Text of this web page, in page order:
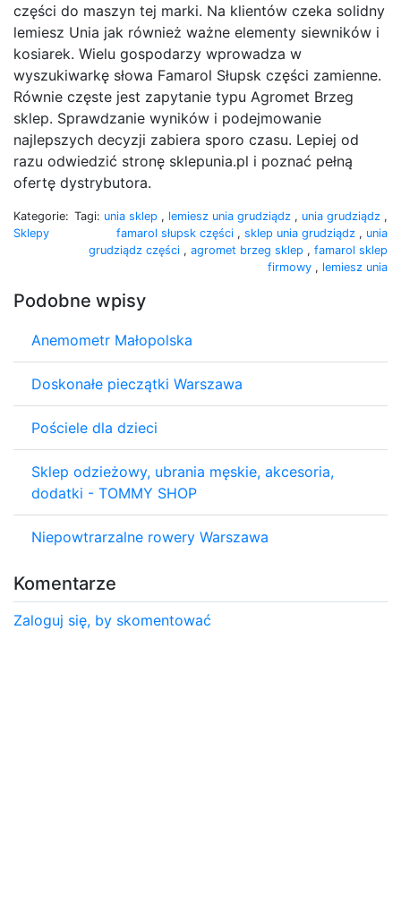
części do maszyn tej marki. Na klientów czeka solidny
lemiesz Unia jak również ważne elementy siewników i
kosiarek. Wielu gospodarzy wprowadza w
wyszukiwarkę słowa Famarol Słupsk części zamienne.
Równie częste jest zapytanie typu Agromet Brzeg
sklep. Sprawdzanie wyników i podejmowanie
najlepszych decyzji zabiera sporo czasu. Lepiej od
razu odwiedzić stronę sklepunia.pl i poznać pełną
ofertę dystrybutora.
Kategorie:
Sklepy
Tagi: unia sklep , lemiesz unia grudziądz , unia grudziądz ,
famarol słupsk części , sklep unia grudziądz , unia
grudziądz części , agromet brzeg sklep , famarol sklep
firmowy , lemiesz unia
Podobne wpisy
Anemometr Małopolska
Doskonałe pieczątki Warszawa
Pościele dla dzieci
Sklep odzieżowy, ubrania męskie, akcesoria,
dodatki - TOMMY SHOP
Niepowtrarzalne rowery Warszawa
Komentarze
Zaloguj się, by skomentować